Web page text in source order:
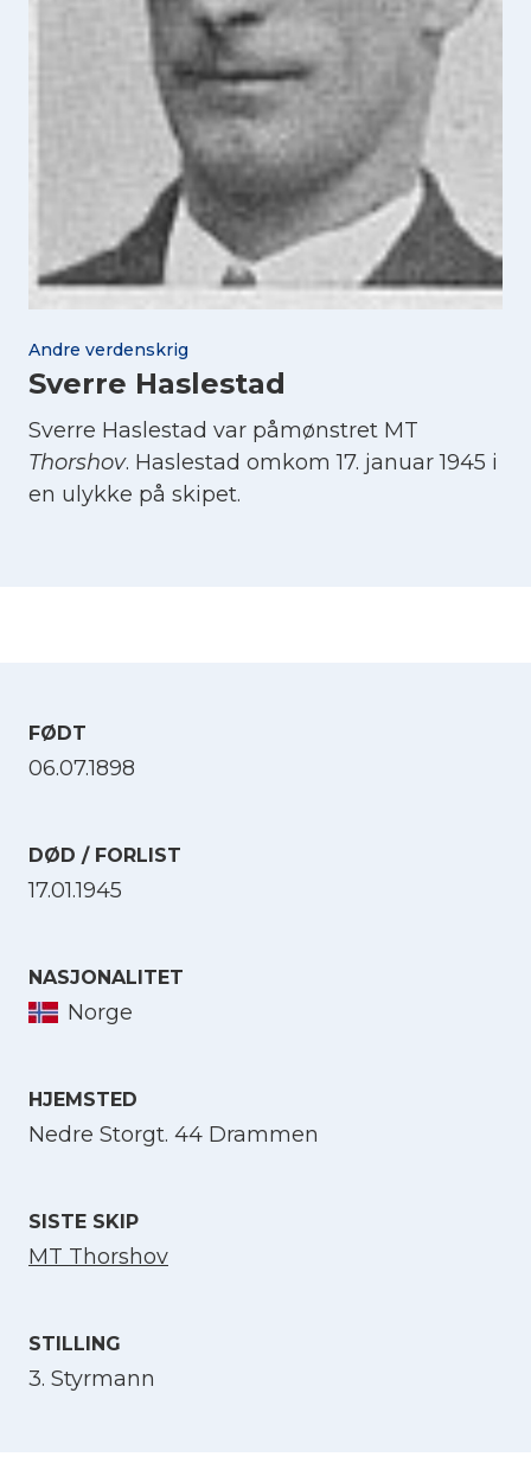
Andre verdenskrig
Sverre Haslestad
Sverre Haslestad var påmønstret MT
Thorshov. Haslestad omkom 17. januar 1945 i
en ulykke på skipet.
FØDT
06.07.1898
DØD / FORLIST
17.01.1945
NASJONALITET
Norge
HJEMSTED
Nedre Storgt. 44 Drammen
SISTE SKIP
MT Thorshov
STILLING
3. Styrmann
Norsk bokmål